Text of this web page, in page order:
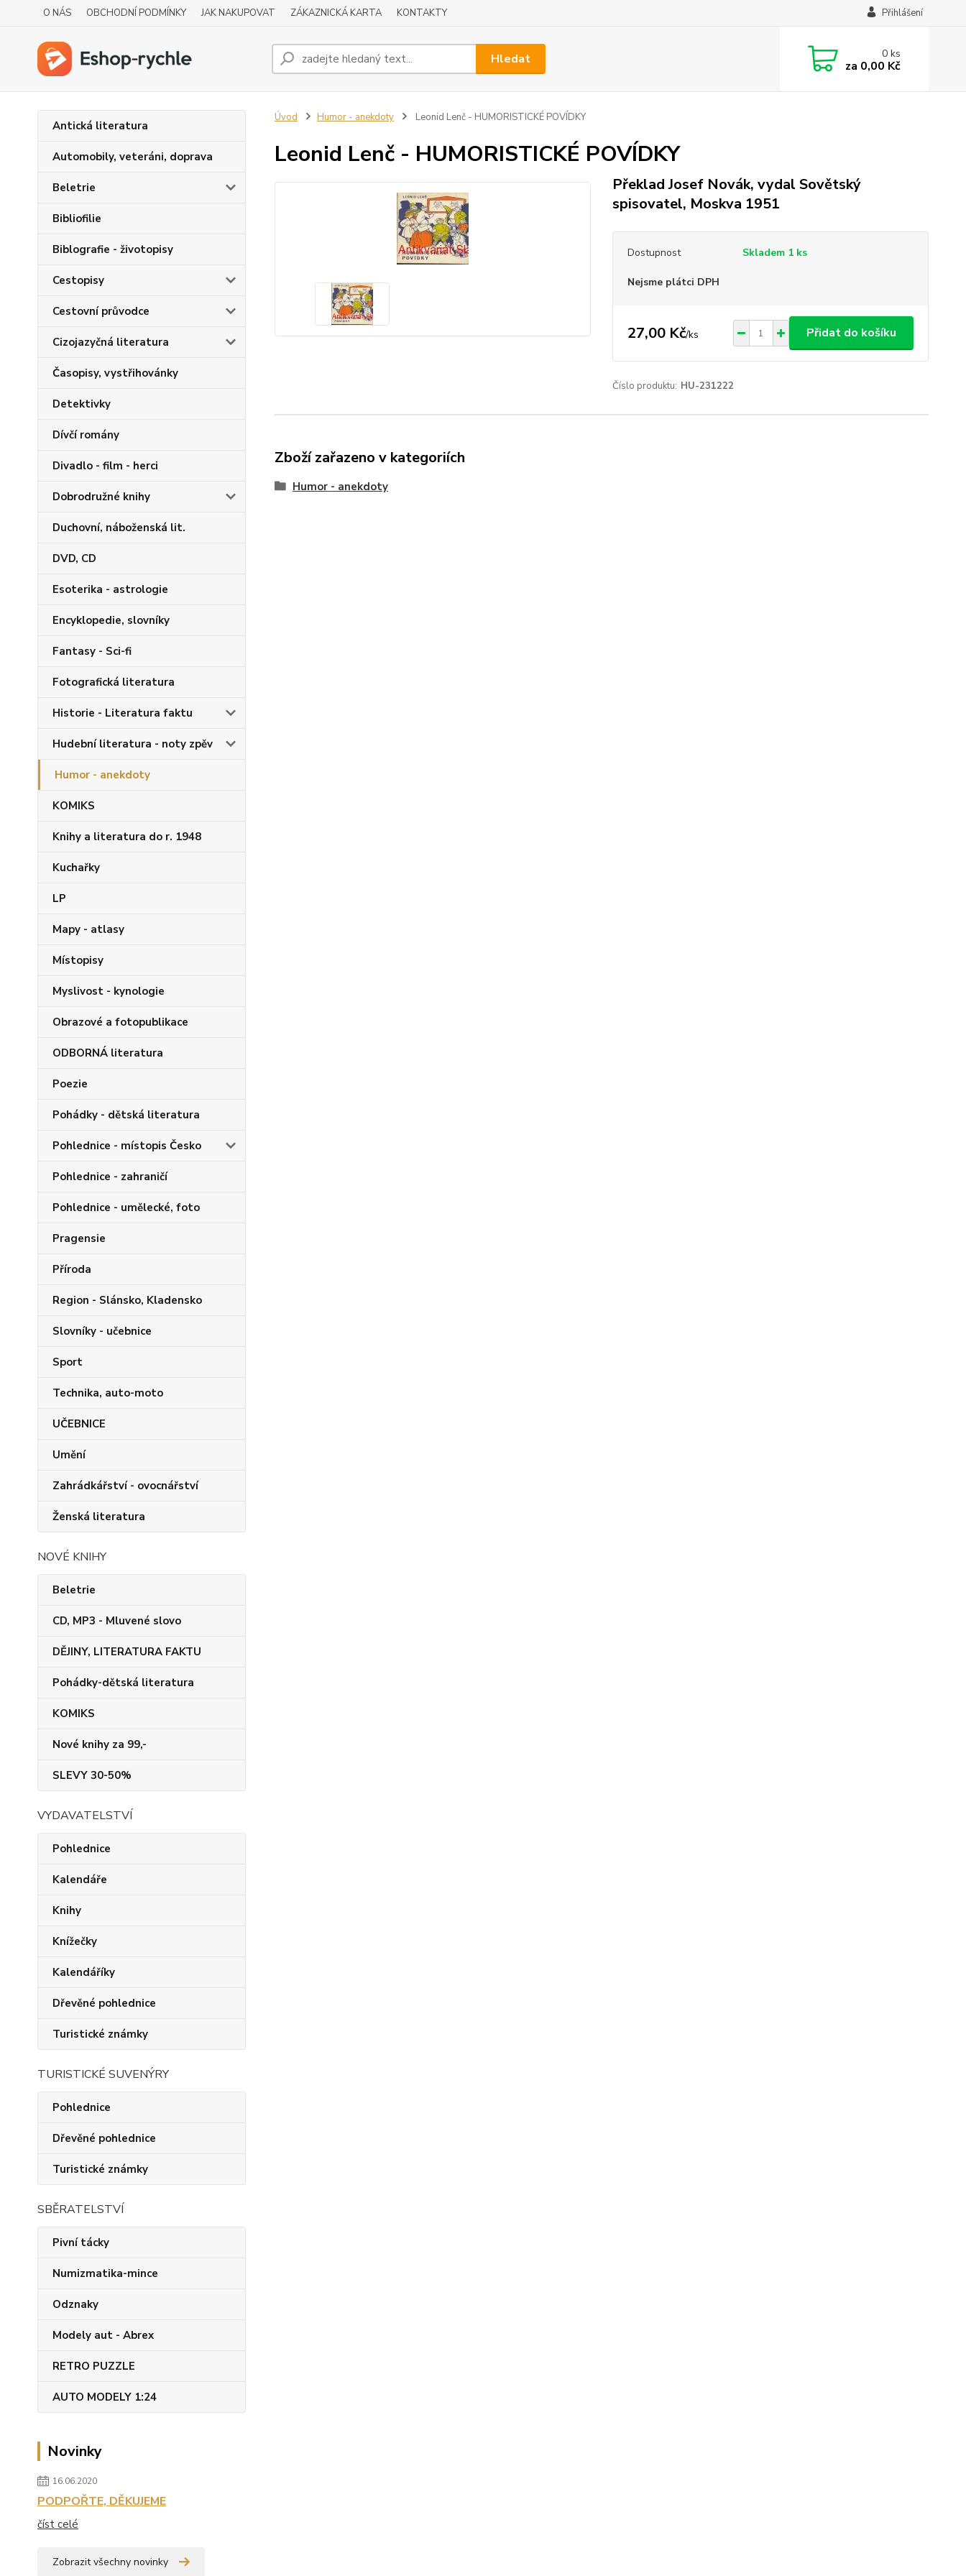
O NÁS OBCHODNÍ PODMÍNKY JAK NAKUPOVAT ZÁKAZNICKÁ KARTA KONTAKTY Přihlášení
Hledat 0ks
za 0,00 Kč
Antická literatura
Automobily, veteráni, doprava
Beletrie
Bibliofilie
Biblografie - životopisy
Cestopisy
Cestovní průvodce
Cizojazyčná literatura
Časopisy, vystřihovánky
Detektivky
Dívčí romány
Divadlo - film - herci
Dobrodružné knihy
Duchovní, náboženská lit.
DVD, CD
Esoterika - astrologie
Encyklopedie, slovníky
Fantasy - Sci-fi
Fotografická literatura
Historie - Literatura faktu
Hudební literatura - noty zpěv
Humor - anekdoty
KOMIKS
Knihy a literatura do r. 1948
Kuchařky
LP
Mapy - atlasy
Místopisy
Myslivost - kynologie
Obrazové a fotopublikace
ODBORNÁ literatura
Poezie
Pohádky - dětská literatura
Pohlednice - místopis Česko
Pohlednice - zahraničí
Pohlednice - umělecké, foto
Pragensie
Příroda
Region - Slánsko, Kladensko
Slovníky - učebnice
Sport
Technika, auto-moto
UČEBNICE
Umění
Zahrádkářství - ovocnářství
Ženská literatura
NOVÉ KNIHY
Beletrie
CD, MP3 - Mluvené slovo
DĚJINY, LITERATURA FAKTU
Pohádky-dětská literatura
KOMIKS
Nové knihy za 99,-
SLEVY 30-50%
VYDAVATELSTVÍ
Pohlednice
Kalendáře
Knihy
Knížečky
Kalendáříky
Dřevěné pohlednice
Turistické známky
TURISTICKÉ SUVENÝRY
Pohlednice
Dřevěné pohlednice
Turistické známky
SBĚRATELSTVÍ
Pivní tácky
Numizmatika-mince
Odznaky
Modely aut - Abrex
RETRO PUZZLE
AUTO MODELY 1:24
Novinky
16.06.2020
PODPOŘTE, DĚKUJEME
číst celé
Zobrazit všechny novinky
Úvod Humor - anekdoty Leonid Lenč - HUMORISTICKÉ POVÍDKY
Leonid Lenč - HUMORISTICKÉ POVÍDKY
Překlad Josef Novák, vydal Sovětský
spisovatel, Moskva 1951
Dostupnost Skladem 1 ks
Nejsme plátci DPH
27,00 Kč/ks Přidat do košíku
Číslo produktu: HU-231222
Zboží zařazeno v kategoriích
Humor - anekdoty